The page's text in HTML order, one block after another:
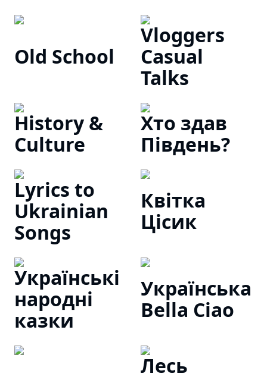
Old School
Vloggers
Casual
Talks
History &
Culture
Хто здав
Південь?
Lyrics to
Ukrainian
Songs
Квітка
Цісик
Українські
народні
казки
Українська
Bella Ciao
Лесь